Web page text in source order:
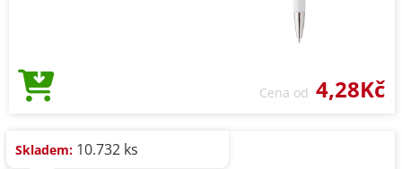
Cena od 4,28Kč
Skladem: 10.732 ks